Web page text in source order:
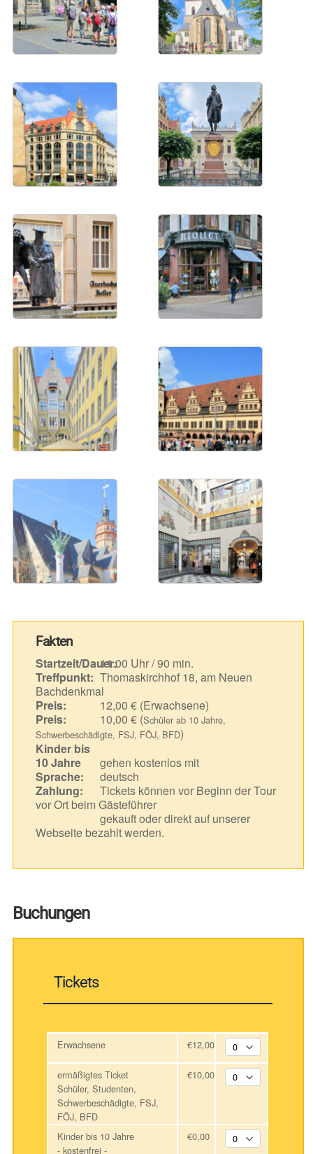
Fakten
Startzeit/Dauer:11.00 Uhr / 90 min.
Treffpunkt: Thomaskirchhof 18, am Neuen
Bachdenkmal
Preis:
12,00 € (Erwachsene)
Preis:
10,00 € (Schüler ab 10 Jahre,
Schwerbeschädigte, FSJ, FÖJ, BFD)
Kinder bis
10 Jahre
gehen kostenlos mit
Sprache:
deutsch
Zahlung:
Tickets können vor Beginn der Tour
vor Ort beim Gästeführer
gekauft oder direkt auf unserer
Webseite bezahlt werden.
Buchungen
Tickets
Erwachsene €12,00
ermäßigtes Ticket
Schüler, Studenten,
Schwerbeschädigte, FSJ,
FÖJ, BFD
€10,00
Kinder bis 10 Jahre
- kostenfrei -
€0,00